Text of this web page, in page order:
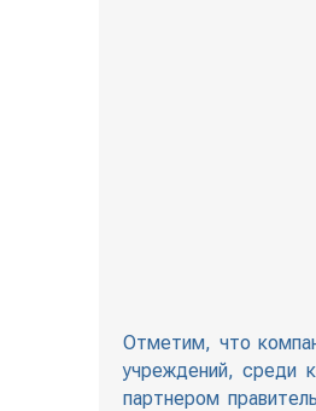
Отметим, что
учреждений, среди
партнером